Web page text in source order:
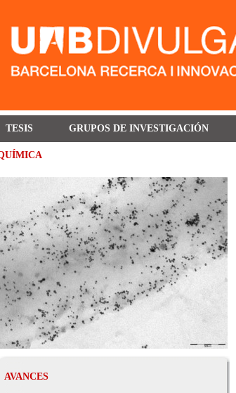
TESIS GRUPOS DE INVESTIGACIÓN
AVANCES